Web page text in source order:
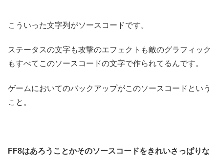
こういった文字列がソースコードです。
ステータスの文字も攻撃のエフェクトも敵のグラフィック
もすべてこのソースコードの文字で作られてるんです。
ゲームにおいてのバックアップがこのソースコードという
こと。
FF8はあろうことかそのソースコードをきれいさっぱりな